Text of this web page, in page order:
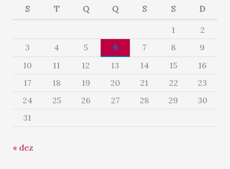
S T Q Q S S D
1
2
3
4 5 6 7 8
9
10
11 12 13 14 15
16
17
18 19 20 21 22
23
24
25 26 27 28 29
30
31
« dez